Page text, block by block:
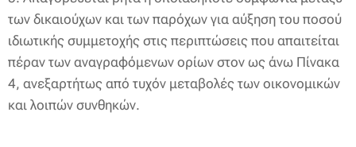
των δικαιούχων και των παρόχων για αύξηση του ποσού
ιδιωτικής συμμετοχής στις περιπτώσεις που απαιτείται
πέραν των αναγραφόμενων ορίων στον ως άνω Πίνακα
4, ανεξαρτήτως από τυχόν μεταβολές των οικονομικών
και λοιπών συνθηκών.